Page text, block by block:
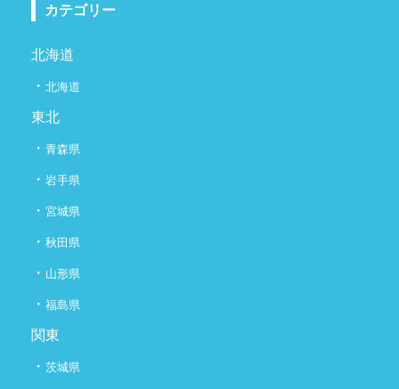
カテゴリー
北海道
・ 北海道
東北
・ 青森県
・ 岩手県
・ 宮城県
・ 秋田県
・ 山形県
・ 福島県
関東
・ 茨城県